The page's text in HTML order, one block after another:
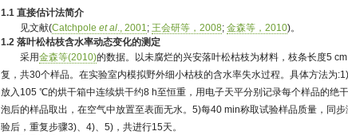
1.1 直接估计法简介
见文献(Catchpoleet al., 2001; 王会研等，2008;金森等，2010)。
1.2 落叶松枯枝含水率动态变化的测定
采用金森等(2010)的数据。以未腐烂的兴安落叶松枯枝为材料，枝条长度5
复，共30个样品。在实验室内模拟野外细小枯枝的含水率失水过程。具体方法为
放入105 ℃的烘干箱中连续烘干约8 h至恒重，用电子天平分别记录每个样品的绝
泡后的样品取出，在空气中放置至表面无水。5)每40 min称取试验样品质量，同
验后，重复步骤3)、4)、5)，共进行15天。